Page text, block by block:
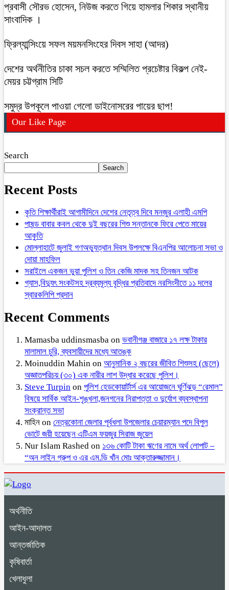
প্রবাসী সৌরভ হোসেন, নিউজ করতে গিয়ে হামলার শিকার স্থানীয়
সাংবাদিক ।
ফ্রিল্যান্সিংয়ে সফল ময়মনসিংহের দিবস সাহা (আদর)
দেশের অর্থনীতির চাকা সচল করতে সম্মিলিত প্রচেষ্টার বিকল্প নেই-
মেয়র চট্টগ্রাম সিটি
সমুদ্র উপকূলে পাওয়া গেলো ডাইনোসরের পায়ের ছাপ!
Our Like Page
Search
Search
Recent Posts
কৃতি শিক্ষার্থীরাই আগামীদিনে দেশের নেতৃত্ব দিবে মনজুর এলাহী এমপি
পাষন্ড বাবার কবল থেকে দুই বছরের শিশু সন্তানকে ফিরে পেতে মায়ের
আকুতি
মোল্লাহাটে জুলাই গণঅভ্যুত্থান দিবস উপলক্ষে বিএনপির আলোচনা সভা ও
দোয়া মাহফিল
সরাইলে একজন ভুয়া পুলিশ ও তিন কেজি মাদক সহ তিনজন আটক
গ্যাস,বিদ্যুৎ সংকটসহ দ্রব্যমূল্য বৃদ্ধির প্রতিবাদে নরসিংদীতে ১১ দলের
স্বারকলিপি প্রদান
Recent Comments
Mamasba uddinsmasba on ভবানীগঞ্জ বাজারে ১৭ লক্ষ টাকার
মালামাল চুরি, ব্যবসায়ীদের মধ্যে আতঙ্ক
Moinuddin Mahin on আনুমানিক ২ বছরের জীবিত শিশুসহ (ছেলে)
অজ্ঞাতপরিচয় (৩০) এক নারীর লাশ উদ্ধার করেছে পুলিশ।
Steve Turpin on পুলিশ হেডকোয়ার্টার্স এর আয়োজনে ঘূর্ণিঝড় “রেমাল”
বিষয়ে সার্বিক আইন-শৃঙ্খলা,জনগনের নিরাপত্তা ও দুর্যোগ ব্যবস্থাপনা
সংক্রান্ত সভা
মাহিন on নেত্রকোনা জেলার পূর্বধলা উপজেলার চেয়ারম্যান পদে বিপুল
ভোটে জয়ী হয়েছেন এটিএম ফয়জুর সিরাজ জুয়েল
Nur Islam Rashed on ১৩৬ কোটি টাকা ঋণের নামে অর্থ লোপাট –
“অন লাইন গ্রুপ ও এর এম.ডি খাঁন মোঃ আক্তারুজ্জামান।
অর্থনীতি
আইন-আদালত
আন্তর্জাতিক
কৃষিবার্তা
খেলাধুলা